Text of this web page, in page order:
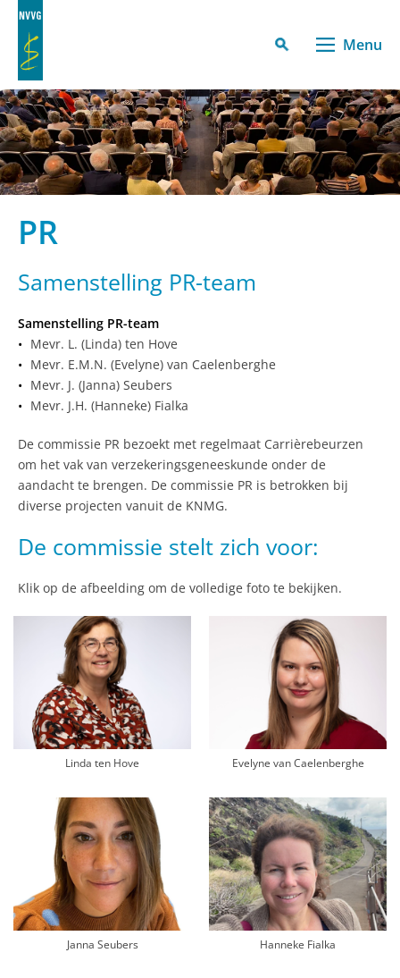
Menu
PR
Samenstelling PR-team
Samenstelling PR-team
Mevr. L. (Linda) ten Hove
Mevr. E.M.N. (Evelyne) van Caelenberghe
Mevr. J. (Janna) Seubers
Mevr. J.H. (Hanneke) Fialka
De commissie PR bezoekt met regelmaat Carrièrebeurzen
om het vak van verzekeringsgeneeskunde onder de
aandacht te brengen. De commissie PR is betrokken bij
diverse projecten vanuit de KNMG.
De commissie stelt zich voor:
Klik op de afbeelding om de volledige foto te bekijken.
Linda ten Hove Evelyne van Caelenberghe
Janna Seubers Hanneke Fialka